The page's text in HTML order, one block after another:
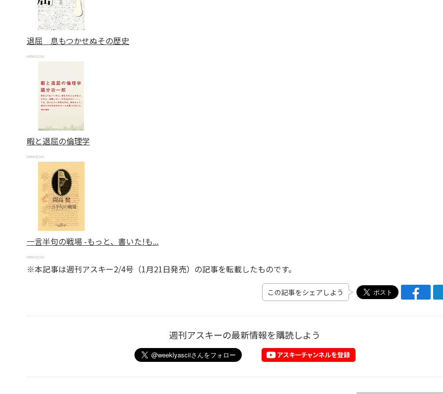
退屈 息もつかせぬその歴史
暇と退屈の倫理学
一言半句の戦場 -もっと、書いた!も...
※本記事は週刊アスキー2/4号（1月21日発売）の記事を転載したものです。
この記事をシェアしよう
週刊アスキーの最新情報を購読しよう